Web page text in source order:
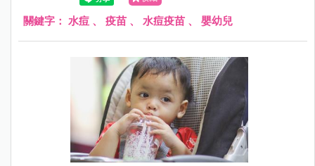
關鍵字： 水痘 、 疫苗 、 水痘疫苗 、 嬰幼兒